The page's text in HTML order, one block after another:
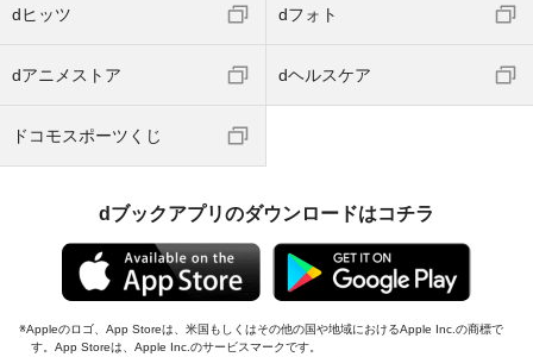
dヒッツ dフォト
dアニメストア dヘルスケア
ドコモスポーツくじ
dブックアプリのダウンロードはコチラ
Appleのロゴ、App Storeは、米国もしくはその他の国や地域におけるApple Inc.の商標で
す。App Storeは、Apple Inc.のサービスマークです。